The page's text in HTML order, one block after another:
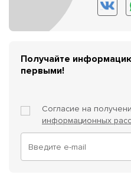
Получайте
первыми!
Согласие на
информационных